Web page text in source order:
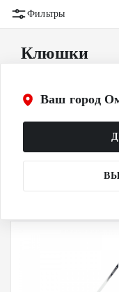
Ваш город
Взрослые (SR)
Клюшки
Фильтры